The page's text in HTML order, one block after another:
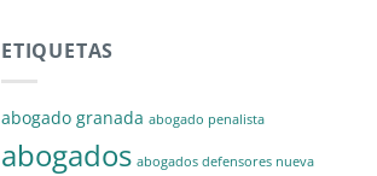
ETIQUETAS
abogado granada abogado penalista
abogados abogados defensores nueva